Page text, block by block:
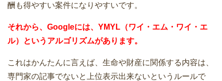
酬も得やすい案件になりやすいです。
それから、Googleには、YMYL（ワイ・エム・ワイ・エ
ル）というアルゴリズムがあります。
これはかんたんに言えば、生命や財産に関係する内容は、
専門家の記事でないと上位表示出来ないというルールで